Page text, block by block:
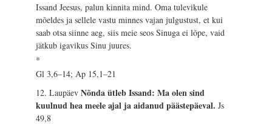
Issand Jeesus, palun kinnita mind. Oma tulevikule
mõeldes ja sellele vastu minnes vajan julgustust, et kui
saab otsa siinne aeg, siis meie seos Sinuga ei lõpe, vaid
jätkub igavikus Sinu juures.
*
Gl 3,6–14; Ap 15,1–21
12. LaupäevNõnda ütleb Issand: Ma olen sind
kuulnud hea meele ajal ja aidanud päästepäeval.Js
49,8